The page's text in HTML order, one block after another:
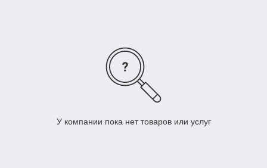
У компании пока нет товаров или услуг